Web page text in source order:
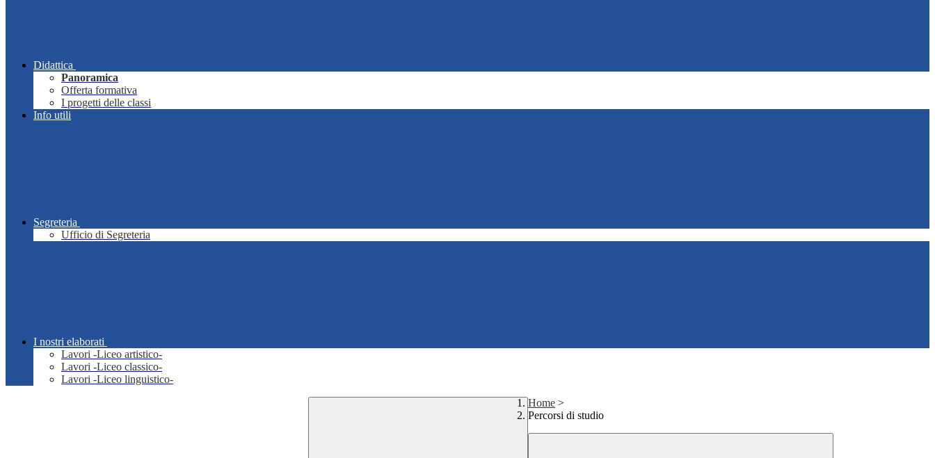
Didattica
Panoramica
Offerta formativa
I progetti delle classi
Info utili
Segreteria
Ufficio di Segreteria
I nostri elaborati
Lavori -Liceo artistico-
Lavori -Liceo classico-
Lavori -Liceo linguistico-
Home >
Percorsi di studio